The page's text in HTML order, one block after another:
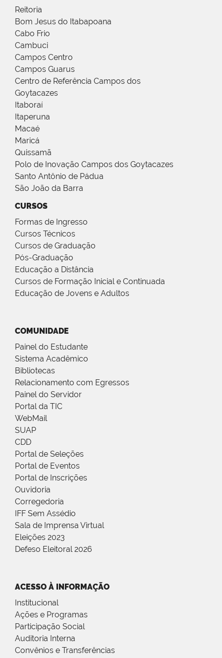
Reitoria
Bom Jesus do Itabapoana
Cabo Frio
Cambuci
Campos Centro
Campos Guarus
Centro de Referência Campos dos
Goytacazes
Itaboraí
Itaperuna
Macaé
Maricá
Quissamã
Polo de Inovação Campos dos Goytacazes
Santo Antônio de Pádua
São João da Barra
CURSOS
Formas de Ingresso
Cursos Técnicos
Cursos de Graduação
Pós-Graduação
Educação a Distância
Cursos de Formação Inicial e Continuada
Educação de Jovens e Adultos
COMUNIDADE
Painel do Estudante
Sistema Acadêmico
Bibliotecas
Relacionamento com Egressos
Painel do Servidor
Portal da TIC
WebMail
SUAP
CDD
Portal de Seleções
Portal de Eventos
Portal de Inscrições
Ouvidoria
Corregedoria
IFF Sem Assédio
Sala de Imprensa Virtual
Eleições 2023
Defeso Eleitoral 2026
ACESSO À INFORMAÇÃO
Institucional
Ações e Programas
Participação Social
Auditoria Interna
Convênios e Transferências